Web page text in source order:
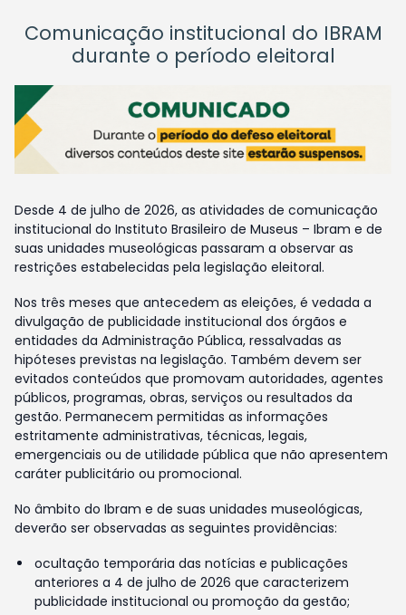
Comunicação institucional do IBRAM
durante o período eleitoral
Desde 4 de julho de 2026, as atividades de comunicação
institucional do Instituto Brasileiro de Museus – Ibram e de
suas unidades museológicas passaram a observar as
restrições estabelecidas pela legislação eleitoral.
Nos três meses que antecedem as eleições, é vedada a
divulgação de publicidade institucional dos órgãos e
entidades da Administração Pública, ressalvadas as
hipóteses previstas na legislação. Também devem ser
evitados conteúdos que promovam autoridades, agentes
públicos, programas, obras, serviços ou resultados da
gestão. Permanecem permitidas as informações
estritamente administrativas, técnicas, legais,
emergenciais ou de utilidade pública que não apresentem
caráter publicitário ou promocional.
No âmbito do Ibram e de suas unidades museológicas,
deverão ser observadas as seguintes providências:
ocultação temporária das notícias e publicações
anteriores a 4 de julho de 2026 que caracterizem
publicidade institucional ou promoção da gestão;